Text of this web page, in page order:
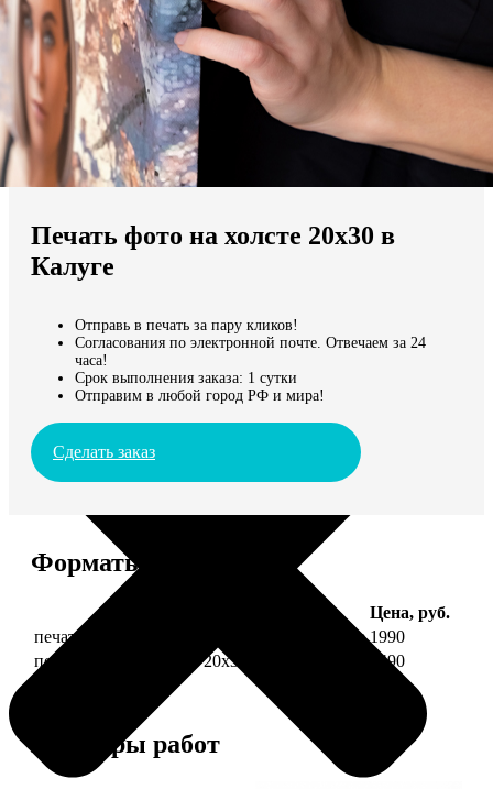
Мы доставляем по всему миру
Продолжить без города
Печать фото на холсте 20х30 в
Калуге
Отправь в печать за пару кликов!
Согласования по электронной почте. Отвечаем за 24
часа!
Срок выполнения заказа: 1 сутки
Отправим в любой город РФ и мира!
Сделать заказ
Форматы и цены
Цена, руб.
печать фото на холсте 20х30 на подрамнике 1990
печать фото на холсте 20х30 в раме
4490
Примеры работ